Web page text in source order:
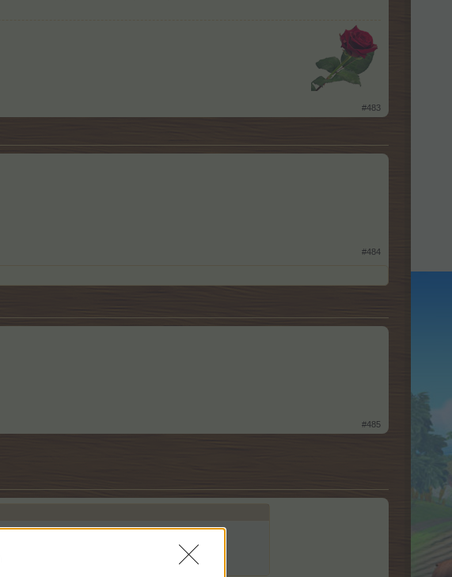
#483
#484
#485